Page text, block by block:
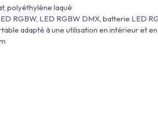
polyéthylène laqué
RGBW, LED RGBW DMX, batterie LED
adapté à une utilisation en intérieur et